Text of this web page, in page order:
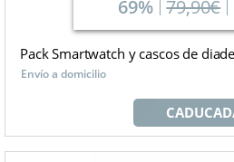
69% 79,90€
Pack Smartwatch y cascos de
Envío a domicilio